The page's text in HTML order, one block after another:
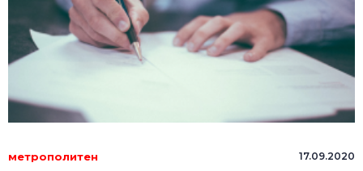
метрополитен 17.09.2020